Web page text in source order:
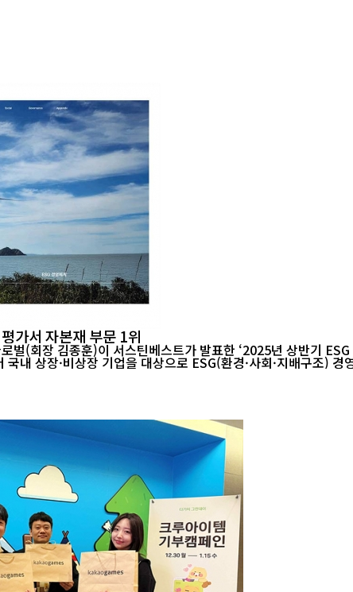
가서 자본재 부문 1위
벌(회장 김종훈)이 서스틴베스트가 발표한 ‘2025년 상반기